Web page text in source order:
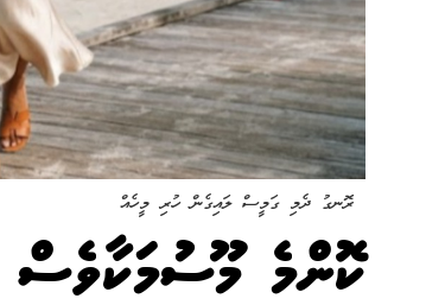
ރޮނގު ދެމި ގަމީސް ލައިގެން ހުރި މީހެއް
ކޮންމެ މޫސުމަކާވެސް